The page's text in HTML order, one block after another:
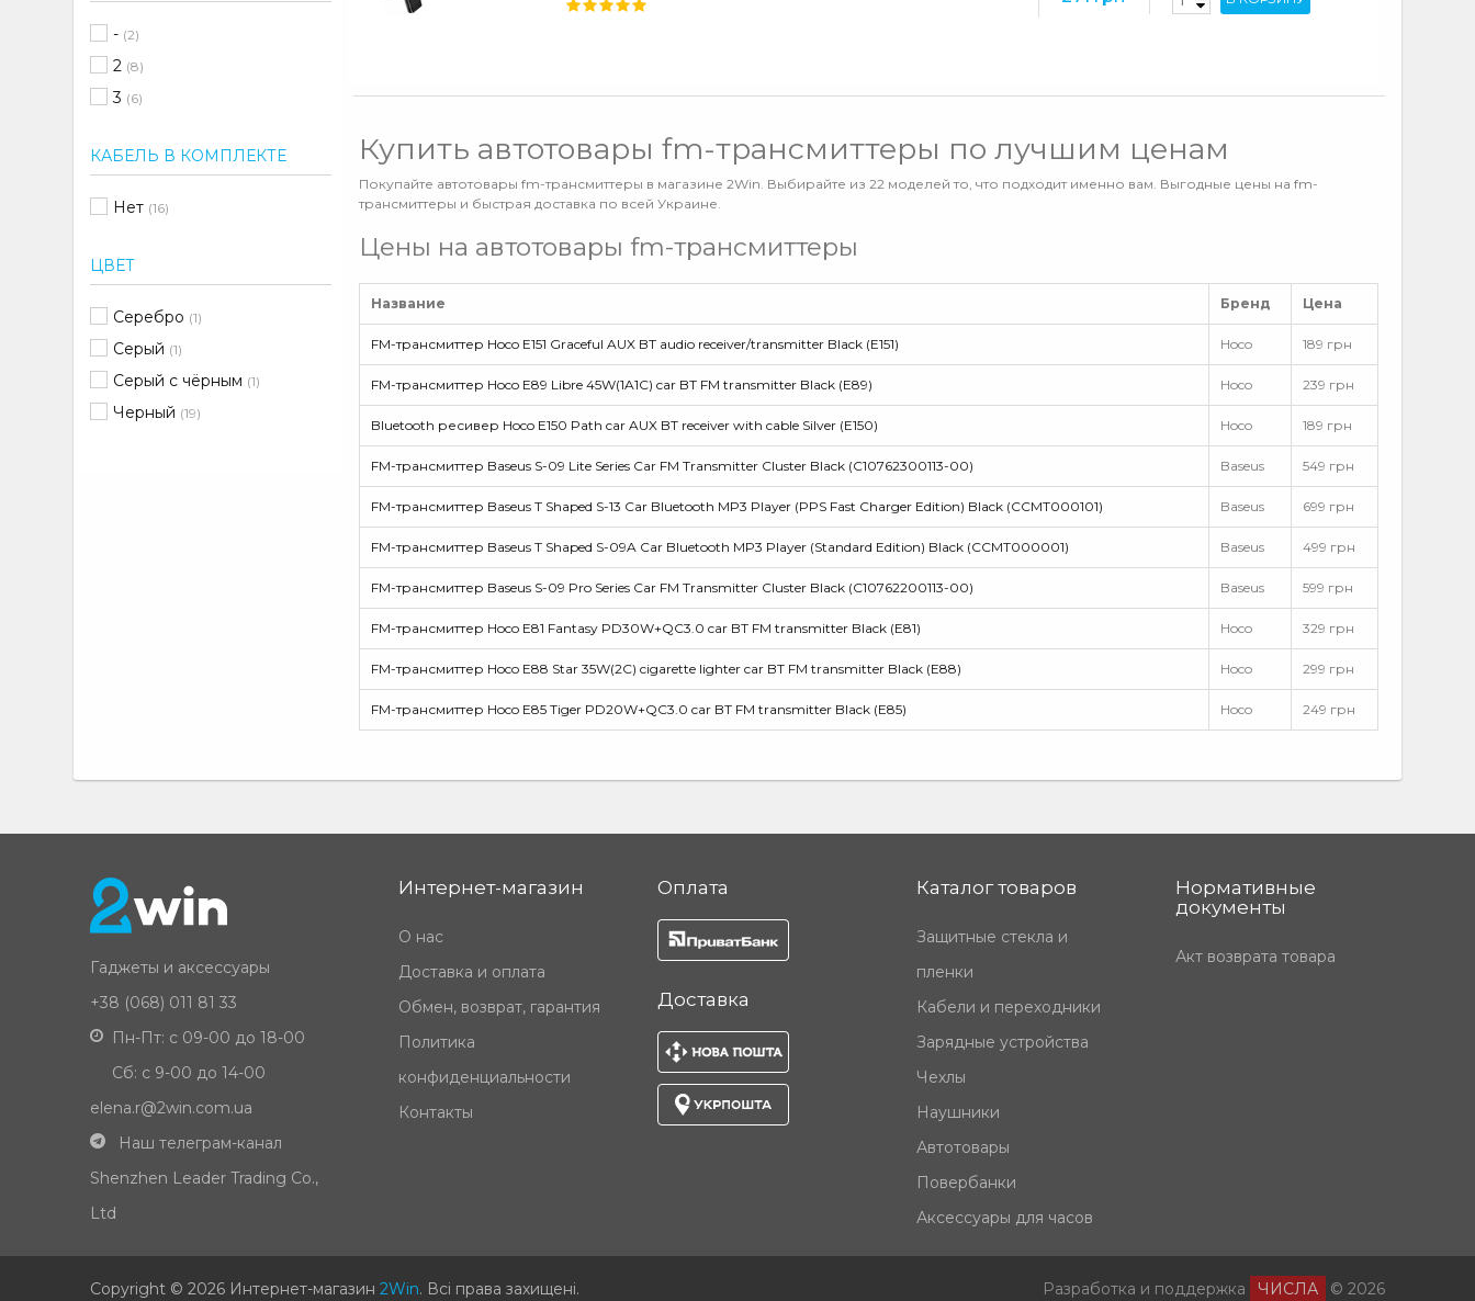
- (2)
2 (8)
3 (6)
КАБЕЛЬ В КОМПЛЕКТЕ
Нет (16)
ЦВЕТ
Серебро (1)
Серый (1)
Серый с чёрным (1)
Черный (19)
Купить автотовары fm-трансмиттеры по лучшим ценам
Покупайте автотовары fm-трансмиттеры в магазине 2Win. Выбирайте из 22 моделей то, что подходит именно вам. Выгодные цены на fm-
трансмиттеры и быстрая доставка по всей Украине.
Цены на автотовары fm-трансмиттеры
Название Бренд Цена
FM-трансмиттер Hoco E151 Graceful AUX BT audio receiver/transmitter Black (E151) Hoco 189 грн
FM-трансмиттер Hoco E89 Libre 45W(1A1C) car BT FM transmitter Black (E89) Hoco 239 грн
Bluetooth ресивер Hoco E150 Path car AUX BT receiver with cable Silver (E150) Hoco 189 грн
FM-трансмиттер Baseus S-09 Lite Series Car FM Transmitter Cluster Black (C10762300113-00) Baseus 549 грн
FM-трансмиттер Baseus T Shaped S-13 Car Bluetooth MP3 Player (PPS Fast Charger Edition) Black (CCMT000101) Baseus 699 грн
FM-трансмиттер Baseus T Shaped S-09A Car Bluetooth MP3 Player (Standard Edition) Black (CCMT000001) Baseus 499 грн
FM-трансмиттер Baseus S-09 Pro Series Car FM Transmitter Cluster Black (C10762200113-00) Baseus 599 грн
FM-трансмиттер Hoco E81 Fantasy PD30W+QC3.0 car BT FM transmitter Black (E81) Hoco 329 грн
FM-трансмиттер Hoco E88 Star 35W(2C) cigarette lighter car BT FM transmitter Black (E88) Hoco 299 грн
FM-трансмиттер Hoco E85 Tiger PD20W+QC3.0 car BT FM transmitter Black (E85) Hoco 249 грн
Гаджеты и аксессуары
+38 (068) 011 81 33
Пн-Пт: с 09-00 до 18-00
Сб: с 9-00 до 14-00
elena.r@2win.com.ua
Наш телеграм-канал
Shenzhen Leader Trading Co.,
Ltd
Интернет-магазин
О нас
Доставка и оплата
Обмен, возврат, гарантия
Политика
конфиденциальности
Контакты
Оплата
Доставка
Каталог товаров
Защитные стекла и
пленки
Кабели и переходники
Зарядные устройства
Чехлы
Наушники
Автотовары
Повербанки
Аксессуары для часов
Нормативные
документы
Акт возврата товара
Copyright © 2026 Интернет-магазин2Win. Всі права захищені. Разработка и поддержка ЧИСЛА © 2026